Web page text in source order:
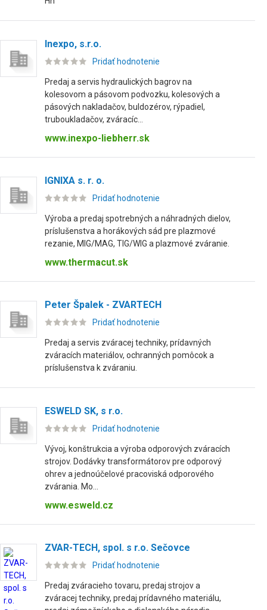
Inexpo, s.r.o.
Pridať hodnotenie
Predaj a servis hydraulických bagrov na
kolesovom a pásovom podvozku, kolesových a
pásových nakladačov, buldozérov, rýpadiel,
truboukladačov, zváracíc...
www.inexpo-liebherr.sk
IGNIXA s. r. o.
Pridať hodnotenie
Výroba a predaj spotrebných a náhradných dielov,
príslušenstva a horákových sád pre plazmové
rezanie, MIG/MAG, TIG/WIG a plazmové zváranie.
www.thermacut.sk
Peter Špalek - ZVARTECH
Pridať hodnotenie
Predaj a servis zváracej techniky, prídavných
zváracích materiálov, ochranných pomôcok a
príslušenstva k zváraniu.
ESWELD SK, s r.o.
Pridať hodnotenie
Vývoj, konštrukcia a výroba odporových zváracích
strojov. Dodávky transformátorov pre odporový
ohrev a jednoúčelové pracoviská odporového
zvárania. Mo...
www.esweld.cz
ZVAR-TECH, spol. s r.o. Sečovce
Pridať hodnotenie
Predaj zváracieho tovaru, predaj strojov a
zváracej techniky, predaj prídavného materiálu,